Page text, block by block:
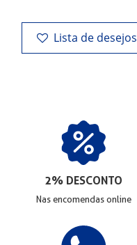
Lista de desejos
2% DESCONTO
Nas encomendas online